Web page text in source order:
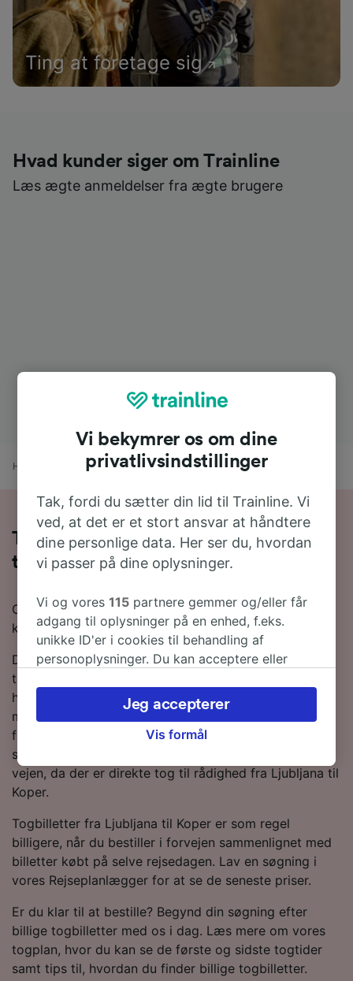
Ting at foretage sig
Hvad kunder siger om Trainline
Læs ægte anmeldelser fra ægte brugere
Hjem Togtider Ljubljana til Koper
Tag toget fra Ljubljana til Koper på 2
timer 40 minutter
Overvejer du at tage toget fra Ljubljana til Koper? Så
kan vi hjælpe dig.
Du kan forvente, at togrejsen fra Ljubljana til Koper
tager omkring 2 timer 46 minutter. Hvis du vil nå
hurtigst muligt frem, kan det tage ned til 2 timer 40
minutter på de hurtigste tjenester. Du vil som regel
finde omkring 6 tog om dagen på denne rute, der
strækker sig over 83 km. Du behøver ikke at skifte på
vejen, da der er direkte tog til rådighed fra Ljubljana til
Koper.
Togbilletter fra Ljubljana til Koper er som regel
billigere, når du bestiller i forvejen sammenlignet med
billetter købt på selve rejsedagen. Lav en søgning i
vores Rejseplanlægger for at se de seneste priser.
Er du klar til at bestille? Begynd din søgning efter
billige togbilletter med os i dag. Læs mere om vores
togplan, hvor du kan se de første og sidste togtider
samt tips til, hvordan du finder billige togbilletter.
Vi bekymrer os om dine
privatlivsindstillinger
Tak, fordi du sætter din lid til Trainline. Vi
ved, at det er et stort ansvar at håndtere
dine personlige data. Her ser du, hvordan
vi passer på dine oplysninger.
Vi og vores115 partnere gemmer og/eller får
adgang til oplysninger på en enhed, f.eks.
unikke ID'er i cookies til behandling af
personoplysninger. Du kan acceptere eller
herunder din ret til at gøre indsigelse, hvor
legitim interesse bruges, eller når som helst på
siden om privatlivspolitik. Disse valg
browsingdata. Dine data vil ikke blive brugt til
sporingsformål, hvis du har bedt os om ikke at
Vi og vores partnere behandler data for at
levere:
Bruge præcise geografiske
enhedskarakteristika til identifikation.
Opbevare og/eller tilgå oplysninger på en
enhed. Tilpasset annoncering og indhold,
annoncerings- og indholdsmåling,
målgruppeundersøgelser og udvikling af
Vis formål
Jeg accepterer